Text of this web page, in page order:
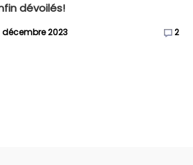
dévoilés!
décembre 2023 2